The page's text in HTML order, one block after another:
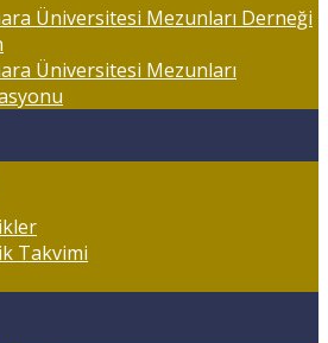
Üniversitesi Mezunları Derneği
Üniversitesi Mezunları
Takvimi